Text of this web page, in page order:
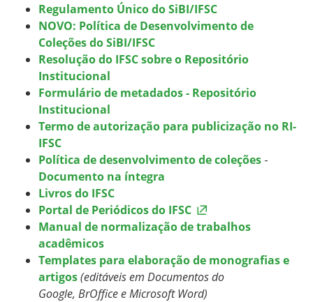
Regulamento Único do SiBI/IFSC
NOVO: Política de Desenvolvimento de
Coleções do SiBI/IFSC
Resolução do IFSC sobre o Repositório
Institucional
Formulário de metadados - Repositório
Institucional
Termo de autorização para publicização no RI-
IFSC
Política de desenvolvimento de coleções -
Documento na íntegra
Livros do IFSC
Portal de Periódicos do IFSC
Manual de normalização de trabalhos
acadêmicos
Templates para elaboração de monografias e
artigos(editáveis em Documentos do
Google, BrOffice e Microsoft Word)